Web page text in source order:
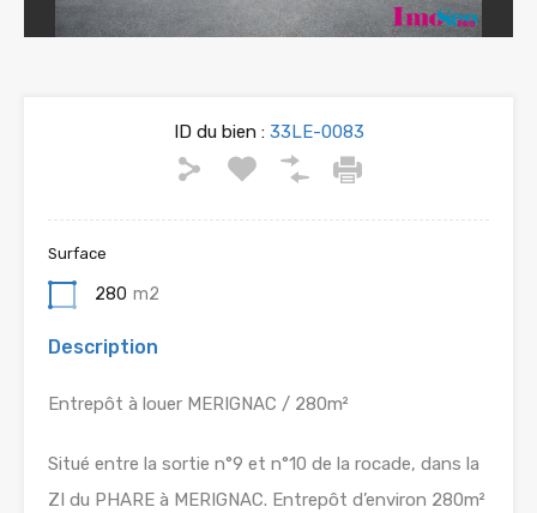
ID du bien :33LE-0083
Surface
280 m2
Description
Entrepôt à louer MERIGNAC / 280m²
Situé entre la sortie n°9 et n°10 de la rocade, dans la
ZI du PHARE à MERIGNAC. Entrepôt d’environ 280m²